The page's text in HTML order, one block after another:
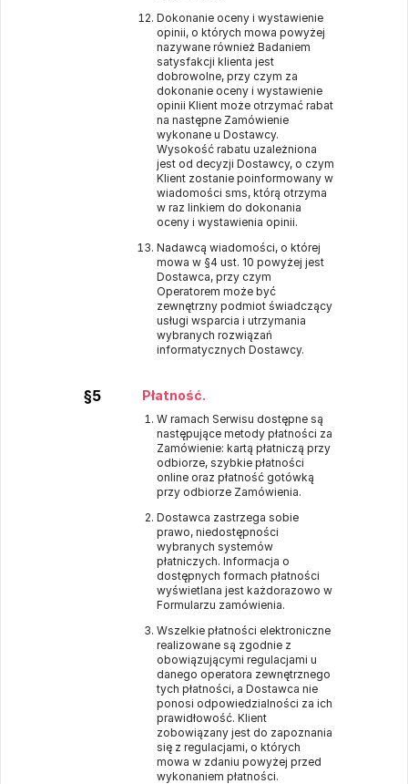
Dokonanie oceny i wystawienie
opinii, o których mowa powyżej
nazywane również Badaniem
satysfakcji klienta jest
dobrowolne, przy czym za
dokonanie oceny i wystawienie
opinii Klient może otrzymać rabat
na następne Zamówienie
wykonane u Dostawcy.
Wysokość rabatu uzależniona
jest od decyzji Dostawcy, o czym
Klient zostanie poinformowany w
wiadomości sms, którą otrzyma
w raz linkiem do dokonania
oceny i wystawienia opinii.
Nadawcą wiadomości, o której
mowa w §4 ust. 10 powyżej jest
Dostawca, przy czym
Operatorem może być
zewnętrzny podmiot świadczący
usługi wsparcia i utrzymania
wybranych rozwiązań
informatycznych Dostawcy.
§5 Płatność.
W ramach Serwisu dostępne są
następujące metody płatności za
Zamówienie: kartą płatniczą przy
odbiorze, szybkie płatności
online oraz płatność gotówką
przy odbiorze Zamówienia.
Dostawca zastrzega sobie
prawo, niedostępności
wybranych systemów
płatniczych. Informacja o
dostępnych formach płatności
wyświetlana jest każdorazowo w
Formularzu zamówienia.
Wszelkie płatności elektroniczne
realizowane są zgodnie z
obowiązującymi regulacjami u
danego operatora zewnętrznego
tych płatności, a Dostawca nie
ponosi odpowiedzialności za ich
prawidłowość. Klient
zobowiązany jest do zapoznania
się z regulacjami, o których
mowa w zdaniu powyżej przed
wykonaniem płatności.